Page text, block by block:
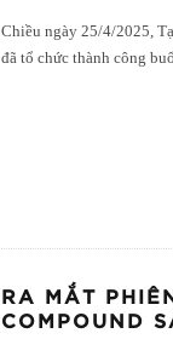
Chiều ngày 25/4/2025,
đã tổ chức thành công
RA MẮT
COMPOUND